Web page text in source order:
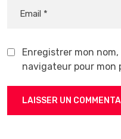
Enregistrer mon
navigateur pour mon